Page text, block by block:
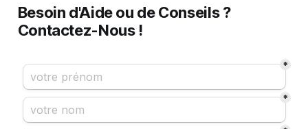
Besoin d'Aide ou de Conseils ?
Contactez-Nous !